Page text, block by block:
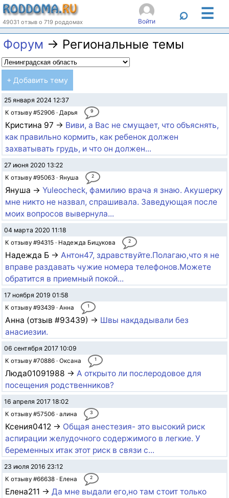
49031 отзыв о 719 роддомах Войти ⌕ ☰
Форум → Региональные темы
+ Добавить тему
25 января 2024 12:37
К отзыву #52906 · Дарья 9
Кристина 97 → Виви, а Вас не смущает, что объяснять,
как правильно кормить, как ребенок должен
захватывать грудь, и что он должен...
27 июня 2020 13:22
К отзыву #95063 · Януша 2
Януша → Yuleocheck, фамилию врача я знаю. Акушерку
мне никто не назвал, спрашивала. Заведующая после
моих вопросов вывернула...
04 марта 2020 11:18
К отзыву #94315 · Надежда Бицукова 2
Надежда Б → Антон47, здравствуйте.Полагаю,что я не
вправе раздавать чужие номера телефонов.Можете
обратится в приемный покой...
17 ноября 2019 01:58
К отзыву #93439 · Анна 1
Анна (отзыв #93439) → Швы накдадывали без
анасиезии.
06 сентября 2017 10:09
К отзыву #70886 · Оксана 1
Люда01091988 → А открыто ли послеродовое для
посещения родственников?
16 апреля 2017 18:02
К отзыву #57506 · алина 3
Ксения0412 → Общая анестезия- это высокий риск
аспирации желудочного содержимого в легкие. У
беременных итак этот риск в связи с...
23 июля 2016 23:12
К отзыву #66638 · Елена 2
Елена211 → Да мне выдали его,но там стоит только